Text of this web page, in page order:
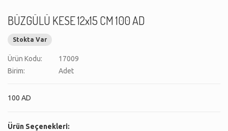
BÜZGÜLÜ KESE 12x15 CM 100 AD
Stokta Var
Ürün Kodu:
17009
Birim:
Adet
100 AD
Ürün Seçenekleri: